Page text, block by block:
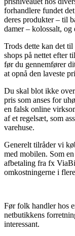
forhandlere fundet
deres produkter – til
damer – kolossalt, og
Trods dette kan det
shops på nettet efter
før du gennemfører
at opnå den laveste
Du skal blot ikke
pris som anses for
en falsk online
af et regelsæt, som
varehuse.
Generelt tilråder vi
med mobilen. Som
afbetaling fra fx
omkostningerne i
Før folk handler hos
netbutikkens
interessant.